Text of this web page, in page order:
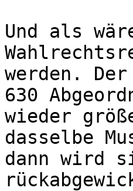
Und als
werden.
630
wieder
dasselbe
dann wird